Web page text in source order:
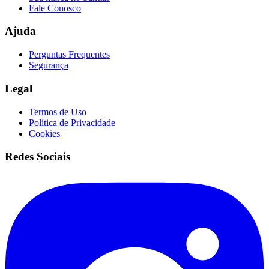
Fale Conosco
Ajuda
Perguntas Frequentes
Segurança
Legal
Termos de Uso
Política de Privacidade
Cookies
Redes Sociais